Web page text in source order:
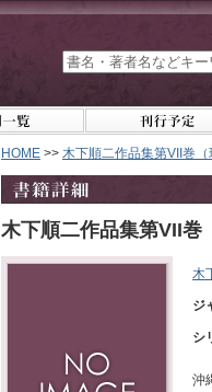
HOME >> 木下順二作品集第VII巻
木下順二作品集第VII巻
木
ジ
シ
沖